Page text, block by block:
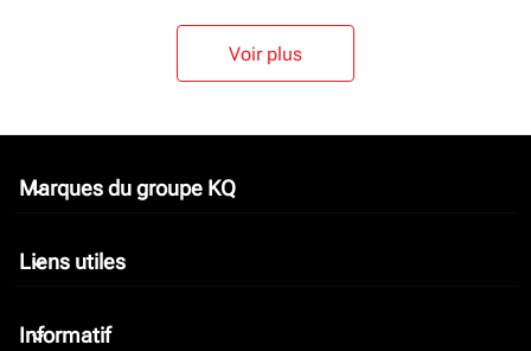
Voir plus
Marques du groupe KQ
keyboard_arrow_down
Liens utiles
keyboard_arrow_down
Informatif
keyboard_arrow_down